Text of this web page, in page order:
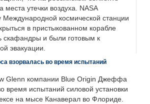
утечки воздуха. NASA
Международной космической станции
в пристыкованном корабле
скафандры и были готовым к
эвакуации.
взорвалась во время испытаний
Glenn компании Blue Origin Джеффа
время испытаний силовой установки
на мысе Канаверал во Флориде.